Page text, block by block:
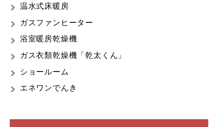
温水式床暖房
ガスファンヒーター
浴室暖房乾燥機
ガス衣類乾燥機「乾太くん」
ショールーム
エネワンでんき